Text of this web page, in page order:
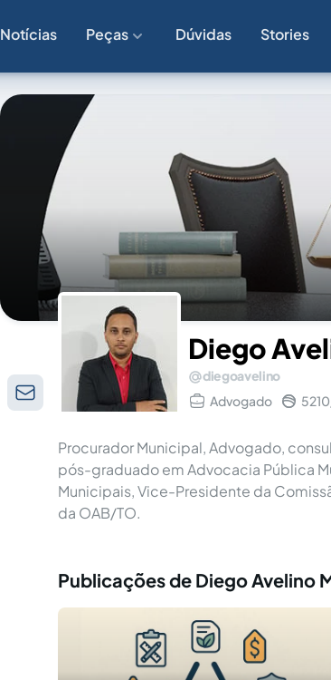
Notícias Peças Dúvidas Stories
Diego
diegoavelino
Advogado
Procurador Municipal, Advogado,
pós-graduado em Advocacia Pública
Municipais, Vice-Presidente da
da OAB/TO.
Publicações de Diego Avelino